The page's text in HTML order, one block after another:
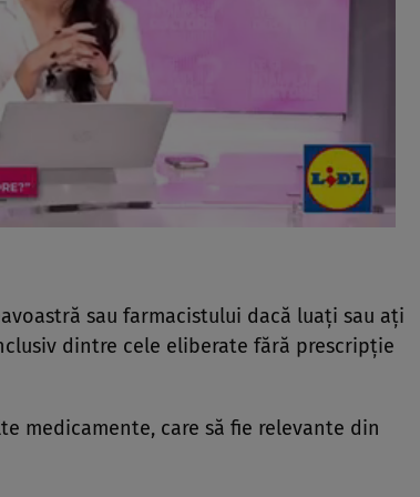
sau farmacistului dacă luaţi sau aţi
dintre cele eliberate fără prescripţie
medicamente, care să fie relevante din